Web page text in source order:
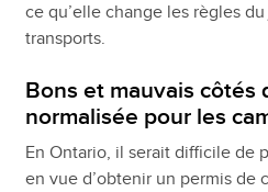
ce qu’elle change les règles
transports.
Bons et mauvais côtés
normalisée pour les
En Ontario, il serait difficile de
en vue d’obtenir un permis de